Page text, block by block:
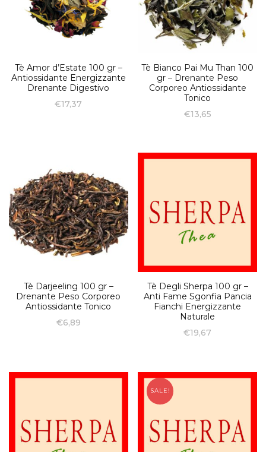
Tè Amor d’Estate 100 gr –
Antiossidante Energizzante
Drenante Digestivo
€17,37
Tè Bianco Pai Mu Than 100
gr – Drenante Peso
Corporeo Antiossidante
Tonico
€13,65
Tè Darjeeling 100 gr –
Drenante Peso Corporeo
Antiossidante Tonico
€6,89
Tè Degli Sherpa 100 gr –
Anti Fame Sgonfia Pancia
Fianchi Energizzante
Naturale
€19,67
SALE!